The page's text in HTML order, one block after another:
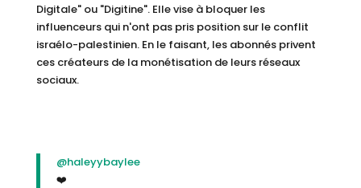
Digitale" ou "Digitine". Elle vise à bloquer les
influenceurs qui n'ont pas pris position sur le conflit
israélo-palestinien. En le faisant, les abonnés privent
ces créateurs de la monétisation de leurs réseaux
sociaux.
@haleyybaylee
❤️